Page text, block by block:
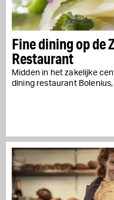
Fine dining op de
Restaurant
Midden in het zakelijke
dining restaurant